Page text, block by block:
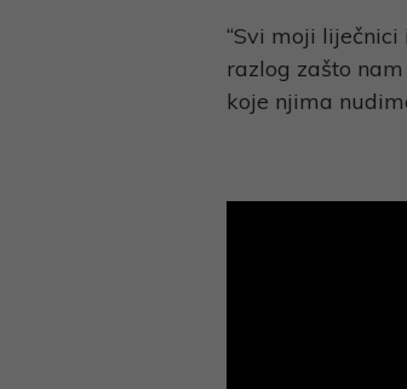
“Svi moji
razlog zašto
koje njima